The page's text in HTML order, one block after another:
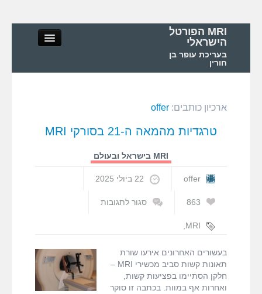
MRI הפורטל
הישראלי
בעריכת עופר בן
חורין
MRI – מושגי יסוד ופיזיקה
fMRI ודימות המוח
ארכיון כותבים: offer
טרגדיות מהמאה ה-21 בסורקי MRI
MRI בישראל ובעולם
offer 22 ביולי 2025
863
סגור לתגובות
MRI
בטיחות ב-MRI
בעשורים האחרונים אירעו שורת
תאונות קשות סביב מכשירי MRI –
חלקן הסתיימו בפציעות קשות,
ואחרות אף במוות. בכתבה זו סוקר